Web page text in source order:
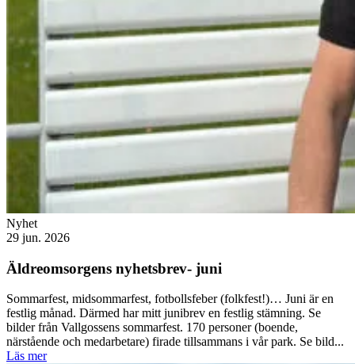
Nyhet
29 jun. 2026
Äldreomsorgens nyhetsbrev- juni
Sommarfest, midsommarfest, fotbollsfeber (folkfest!)… Juni är en
festlig månad. Därmed har mitt junibrev en festlig stämning. Se
bilder från Vallgossens sommarfest. 170 personer (boende,
närstående och medarbetare) firade tillsammans i vår park. Se bild...
Läs mer